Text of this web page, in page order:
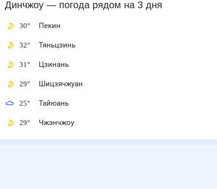
Динчжоу— погода рядом на 3 дня
30° Пекин
32° Тяньцзинь
31° Цзинань
29° Шицзячжуан
25° Тайюань
29° Чжэнчжоу